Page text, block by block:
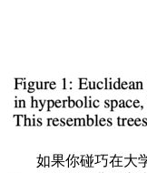
如果你碰巧在大学